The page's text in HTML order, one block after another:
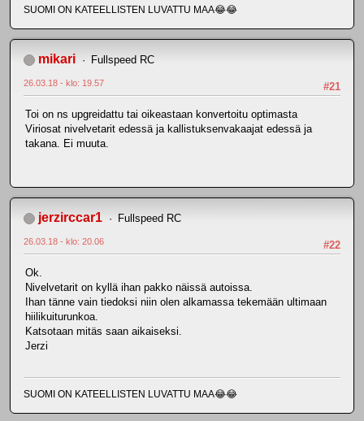
SUOMI ON KATEELLISTEN LUVATTU MAA😂😂
mikari Fullspeed RC
#21
26.03.18 - klo: 19.57
Toi on ns upgreidattu tai oikeastaan konvertoitu optimasta
Viriosat nivelvetarit edessä ja kallistuksenvakaajat edessä ja
takana. Ei muuta.
jerzirccar1 Fullspeed RC
#22
26.03.18 - klo: 20.06
Ok.
Nivelvetarit on kyllä ihan pakko näissä autoissa.
Ihan tänne vain tiedoksi niin olen alkamassa tekemään ultimaan
hiilikuiturunkoa.
Katsotaan mitäs saan aikaiseksi.
Jerzi
SUOMI ON KATEELLISTEN LUVATTU MAA😂😂